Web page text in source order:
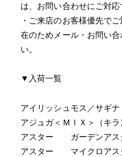
は、お問い合わせにご対応
・ご来店のお客様優先で
在のためメール・お問い
い。
▼入荷一覧
アイリッシュモス／サギナ
アジュガ＜ＭＩＸ＞（キラ
アスター ガーデンアス
アスター マイクロアス